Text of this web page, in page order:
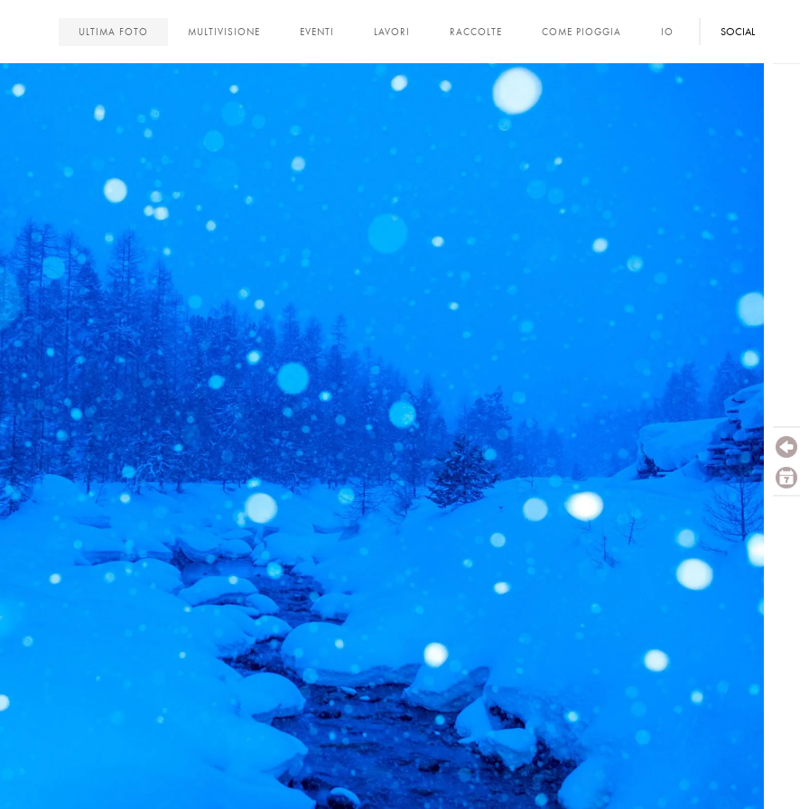
SOCIAL
ULTIMA FOTO MULTIVISIONE EVENTI LAVORI RACCOLTE COME PIOGGIA IO